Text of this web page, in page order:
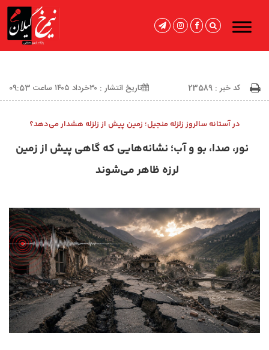
کد خبر : 23589 تاریخ انتشار : ۳۰خرداد ۱۴۰۵ ساعت 09:53
در آستانه سالروز زلزله منجیل؛ زمین پیش از زلزله هشدار می‌دهد؟
نور، صدا، بو و آب؛ نشانه‌هایی که گاهی پیش از زمین
‌لرزه ظاهر می‌شوند